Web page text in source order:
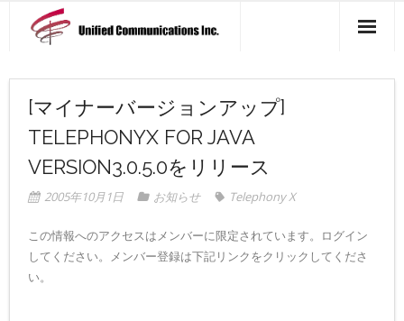
アクセス マップ
会社概要
ニュース一覧
お問い合わせ
[マイナーバージョンアップ]
TELEPHONYX FOR JAVA
VERSION3.0.5.0をリリース
2005年10月1日 お知らせ Telephony X
この情報へのアクセスはメンバーに限定されています。ログイン
してください。メンバー登録は下記リンクをクリックしてくださ
い。